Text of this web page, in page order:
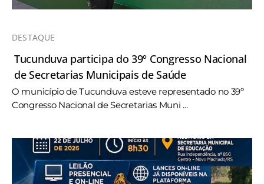
DESTAQUE
Tucunduva participa do 39º Congresso Nacional
de Secretarias Municipais de Saúde
O município de Tucunduva esteve representado no 39º
Congresso Nacional de Secretarias Muni ...